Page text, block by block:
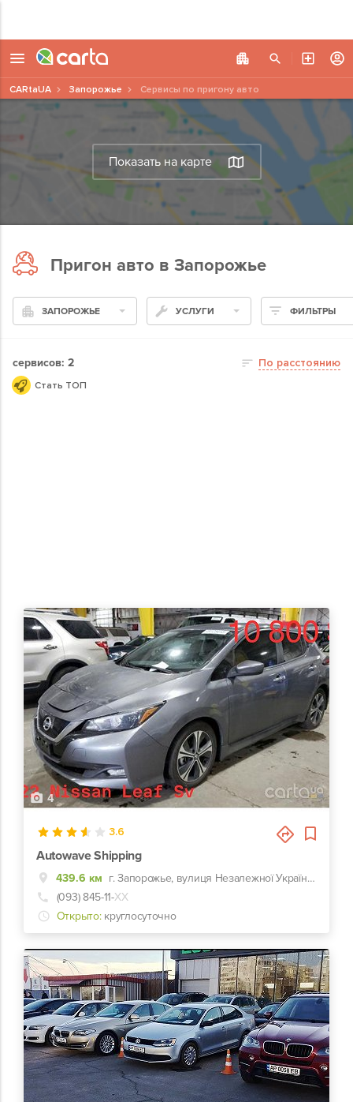
Показать на карте
CARtaUA Запорожье Сервисы по пригону авто
Пригон авто в Запорожье
ЗАПОРОЖЬЕ УСЛУГИ ФИЛЬТРЫ
сервисов: 2 По расстоянию
Стать ТОП
4
3.6
Autowave Shipping
439.6 км
г. Запорожье, вулиця Незалежної України, 1
(093) 845-11-ХХ
Открыто: круглосуточно